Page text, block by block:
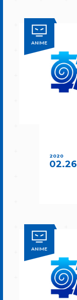
ANIME
2020
02.26
ANIME